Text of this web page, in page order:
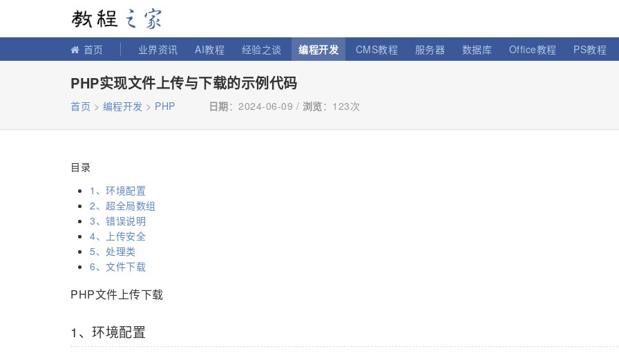
首页 业界资讯 AI教程 经验之谈 编程开发 CMS教程 服务器 数据库 Office教程 PS教程
PHP实现文件上传与下载的示例代码
首页 > 编程开发 > PHP 日期：2024-06-09 / 浏览： 123次
目录
1、环境配置
2、超全局数组
3、错误说明
4、上传安全
5、处理类
6、文件下载
PHP文件上传下载
1、环境配置